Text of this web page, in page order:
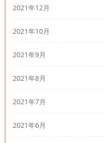
2021年12月
2021年10月
2021年9月
2021年8月
2021年7月
2021年6月